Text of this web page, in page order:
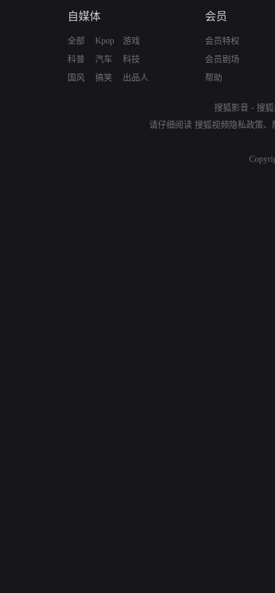
自媒体
全部
科普
国风
Kpop
汽车
搞笑
游戏
科技
出品人
会员
会员特权
会员剧场
帮助
搜狐影音 - 搜
请仔细阅读 搜狐视频隐私政策、